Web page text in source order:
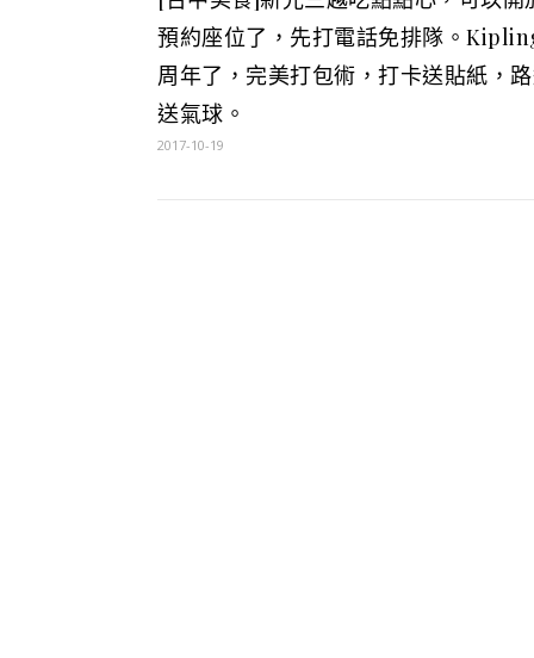
預約座位了，先打電話免排隊。
周年了，完美打包術，打卡送貼紙，
送氣球。
2017-10-19